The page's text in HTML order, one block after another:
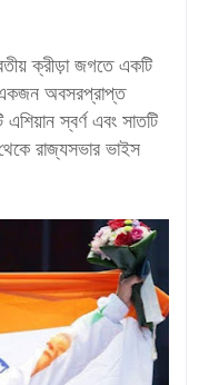
ক্রীড়া জগতে একটি
একজন অবসরপ্রাপ্ত
এশিয়ান স্বর্ণ এবং সাতটি
রাজ্যসভার ভাইস